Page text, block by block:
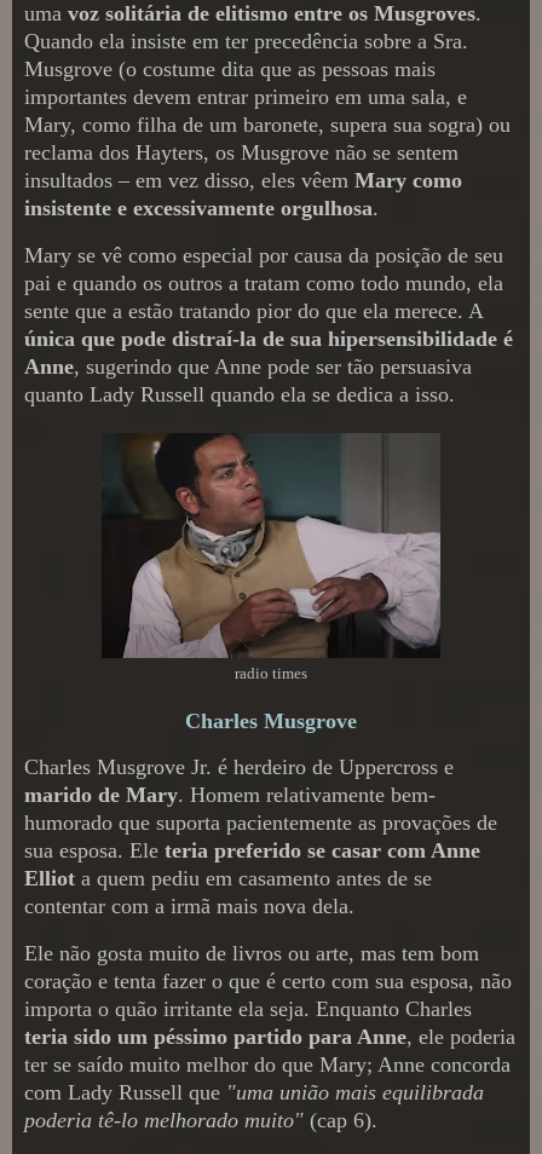
uma voz solitária de elitismo entre os Musgroves.
Quando ela insiste em ter precedência sobre a Sra.
Musgrove (o costume dita que as pessoas mais
importantes devem entrar primeiro em uma sala, e
Mary, como filha de um baronete, supera sua sogra) ou
reclama dos Hayters, os Musgrove não se sentem
insultados – em vez disso, eles vêem Mary como
insistente e excessivamente orgulhosa.
Mary se vê como especial por causa da posição de seu
pai e quando os outros a tratam como todo mundo, ela
sente que a estão tratando pior do que ela merece. A
única que pode distraí-la de sua hipersensibilidade é
Anne, sugerindo que Anne pode ser tão persuasiva
quanto Lady Russell quando ela se dedica a isso.
radio times
Charles Musgrove
Charles Musgrove Jr. é herdeiro de Uppercross e
marido de Mary. Homem relativamente bem-
humorado que suporta pacientemente as provações de
sua esposa. Ele teria preferido se casar com Anne
Elliot a quem pediu em casamento antes de se
contentar com a irmã mais nova dela.
Ele não gosta muito de livros ou arte, mas tem bom
coração e tenta fazer o que é certo com sua esposa, não
importa o quão irritante ela seja. Enquanto Charles
teria sido um péssimo partido para Anne, ele poderia
ter se saído muito melhor do que Mary; Anne concorda
com Lady Russell que "uma união mais equilibrada
poderia tê-lo melhorado muito" (cap 6).